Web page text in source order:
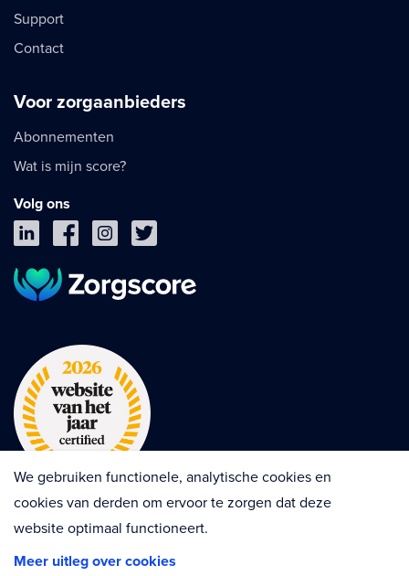
Support
Contact
Voor zorgaanbieders
Abonnementen
Wat is mijn score?
Volg ons
Privacy Cookies
Algemene voorwaarden
We gebruiken functionele, analytische cookies en
cookies van derden om ervoor te zorgen dat deze
website optimaal functioneert.
Meer uitleg over cookies